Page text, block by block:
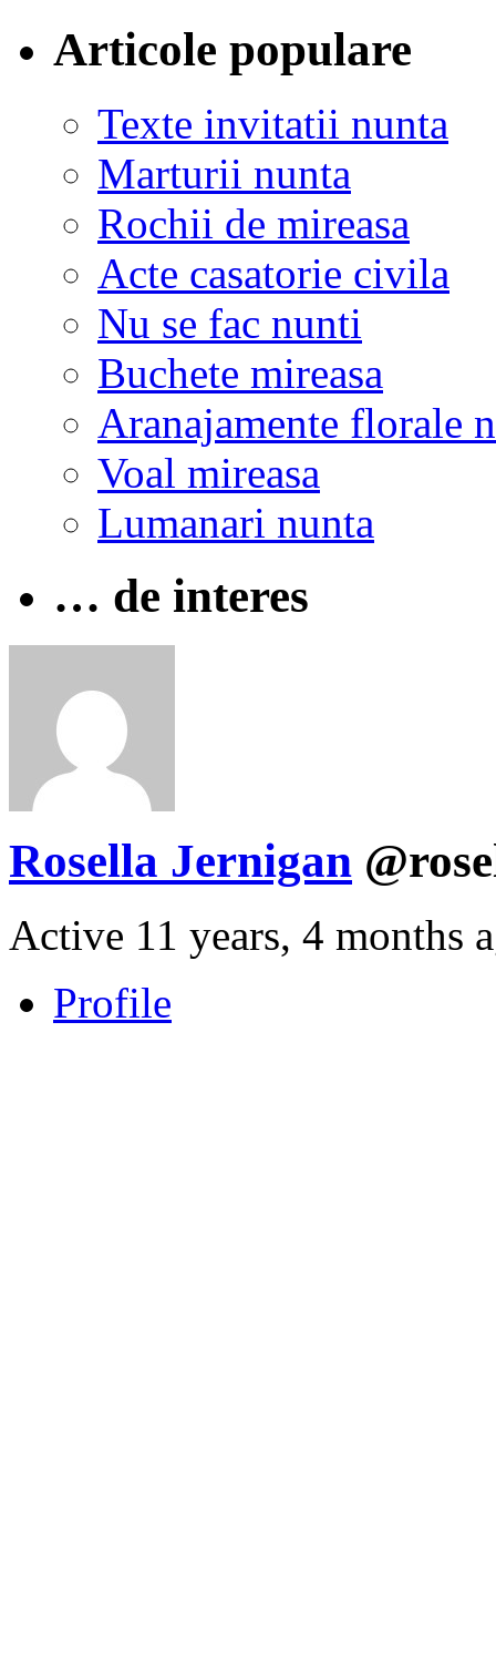
Articole populare
Texte invitatii nunta
Marturii nunta
Rochii de mireasa
Acte casatorie civila
Nu se fac nunti
Buchete mireasa
Aranajamente florale
Voal mireasa
Lumanari nunta
… de interes
Rosella Jernigan
Active 11 years, 4 months
Profile